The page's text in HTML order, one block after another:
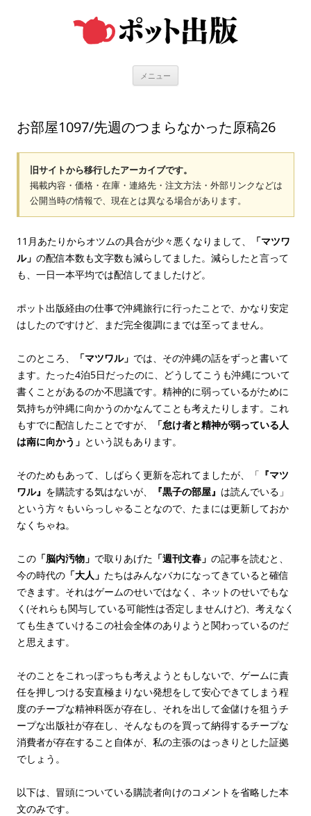
メニュー
お部屋1097/先週のつまらなかった原稿26
旧サイトから移行したアーカイブです。
掲載内容・価格・在庫・連絡先・注文方法・外部リンクなどは
公開当時の情報で、現在とは異なる場合があります。
11月あたりからオツムの具合が少々悪くなりまして、
「マツワ
ル」 の配信本数も文字数も減らしてました。減らしたと言って
も、一日一本平均では配信してましたけど。
ポット出版経由の仕事で沖縄旅行に行ったことで、かなり安定
はしたのですけど、まだ完全復調にまでは至ってません。
このところ、 「マツワル」 では、その沖縄の話をずっと書いて
ます。たった4泊5日だったのに、どうしてこうも沖縄について
書くことがあるのか不思議です。精神的に弱っているがために
気持ちが沖縄に向かうのかなんてことも考えたりします。これ
もすでに配信したことですが、
「怠け者と精神が弱っている人
は南に向かう」 という説もあります。
そのためもあって、しばらく更新を忘れてましたが、「 『マツ
ワル』 を購読する気はないが、 『黒子の部屋』 は読んでいる」
という方々もいらっしゃることなので、たまには更新しておか
なくちゃね。
この 「脳内汚物」 で取りあげた 「週刊文春」 の記事を読むと、
今の時代の 「大人」 たちはみんなバカになってきていると確信
できます。それはゲームのせいではなく、ネットのせいでもな
く(それらも関与している可能性は否定しませんけど)、考えなく
ても生きていけるこの社会全体のありようと関わっているのだ
と思えます。
そのことをこれっぽっちも考えようともしないで、ゲームに責
任を押しつける安直極まりない発想をして安心できてしまう程
度のチープな精神科医が存在し、それを出して金儲けを狙うチ
ープな出版社が存在し、そんなものを買って納得するチープな
消費者が存在すること自体が、私の主張のはっきりとした証拠
でしょう。
以下は、冒頭についている購読者向けのコメントを省略した本
文のみです。